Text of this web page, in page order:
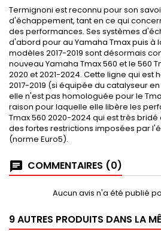
Termignoni est reconnu pour son
d'échappement, tant en ce qui
des performances. Ses systèmes
d'abord pour au Yamaha Tmax puis à
modèles 2017-2019 sont désormais
nouveau Yamaha Tmax 560 et le 560
2020 et 2021-2024. Cette ligne qui est
2017-2019 (si équipée du catalyseur en
elle n'est pas homologuée pour le
raison pour laquelle elle libère les
Tmax 560 2020-2024 qui est très
des fortes restrictions imposées par
(norme Euro5).
COMMENTAIRES (0)
Aucun avis n'a été publié
9 AUTRES PRODUITS DANS LA